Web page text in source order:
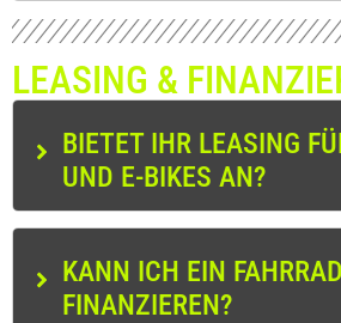
LEASING &
BIETET IHR LEASING
UND E-BIKES AN?
KANN ICH EIN FAHRRAD
FINANZIEREN?